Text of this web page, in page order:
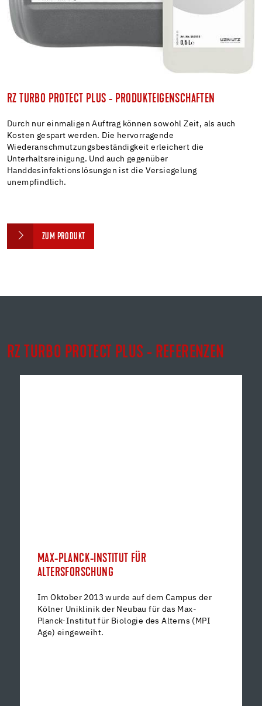
RZ TURBO PROTECT PLUS - PRODUKTEIGENSCHAFTEN
Durch nur einmaligen Auftrag können sowohl Zeit, als auch
Kosten gespart werden. Die hervorragende
Wiederanschmutzungsbeständigkeit erleichert die
Unterhaltsreinigung. Und auch gegenüber
Handdesinfektionslösungen ist die Versiegelung
unempfindlich.
ZUM PRODUKT
RZ TURBO PROTECT PLUS - REFERENZEN
MAX-PLANCK-INSTITUT FÜR
ALTERSFORSCHUNG
Im Oktober 2013 wurde auf dem Campus der
Kölner Uniklinik der Neubau für das Max-
Planck-Institut für Biologie des Alterns (MPI
Age) eingeweiht.